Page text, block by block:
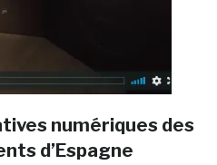
numériques des
d’Espagne